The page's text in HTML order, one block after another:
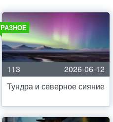
РАЗНОЕ
113
2026-06-12
Тундра и северное сияние